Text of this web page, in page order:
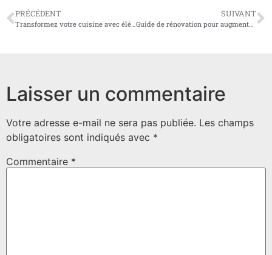
PRÉCÉDENT
Transformez votre cuisine avec élégance : découvrez le charme irrésistible des panneaux de verre
SUIVANT
Guide de rénovation pour augmenter la valeur de votre maison
Laisser un commentaire
Votre adresse e-mail ne sera pas publiée. Les champs
obligatoires sont indiqués avec *
Commentaire *